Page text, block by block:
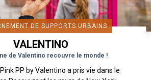
DE SUPPORTS URBAINS
VALENTINO
de Valentino recouvre le monde !
PP by Valentino a pris vie dans le